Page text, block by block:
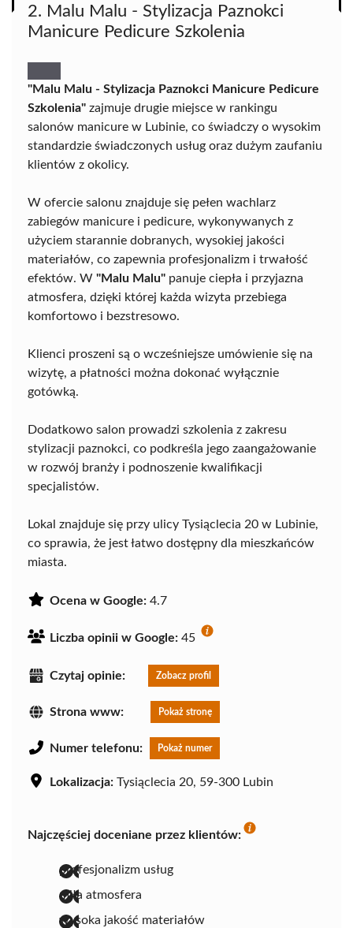
2. Malu Malu - Stylizacja Paznokci
Manicure Pedicure Szkolenia
"Malu Malu - Stylizacja Paznokci Manicure Pedicure
Szkolenia" zajmuje drugie miejsce w rankingu
salonów manicure w Lubinie, co świadczy o wysokim
standardzie świadczonych usług oraz dużym zaufaniu
klientów z okolicy.
W ofercie salonu znajduje się pełen wachlarz
zabiegów manicure i pedicure, wykonywanych z
użyciem starannie dobranych, wysokiej jakości
materiałów, co zapewnia profesjonalizm i trwałość
efektów. W "Malu Malu" panuje ciepła i przyjazna
atmosfera, dzięki której każda wizyta przebiega
komfortowo i bezstresowo.
Klienci proszeni są o wcześniejsze umówienie się na
wizytę, a płatności można dokonać wyłącznie
gotówką.
Dodatkowo salon prowadzi szkolenia z zakresu
stylizacji paznokci, co podkreśla jego zaangażowanie
w rozwój branży i podnoszenie kwalifikacji
specjalistów.
Lokal znajduje się przy ulicy Tysiąclecia 20 w Lubinie,
co sprawia, że jest łatwo dostępny dla mieszkańców
miasta.
Ocena w Google: 4.7
Liczba opinii w Google: 45
Czytaj opinie: Zobacz profil
Strona www: Pokaż stronę
Numer telefonu: Pokaż numer
Lokalizacja: Tysiąclecia 20, 59-300 Lubin
Najczęściej doceniane przez klientów:
profesjonalizm usług
miła atmosfera
wysoka jakość materiałów